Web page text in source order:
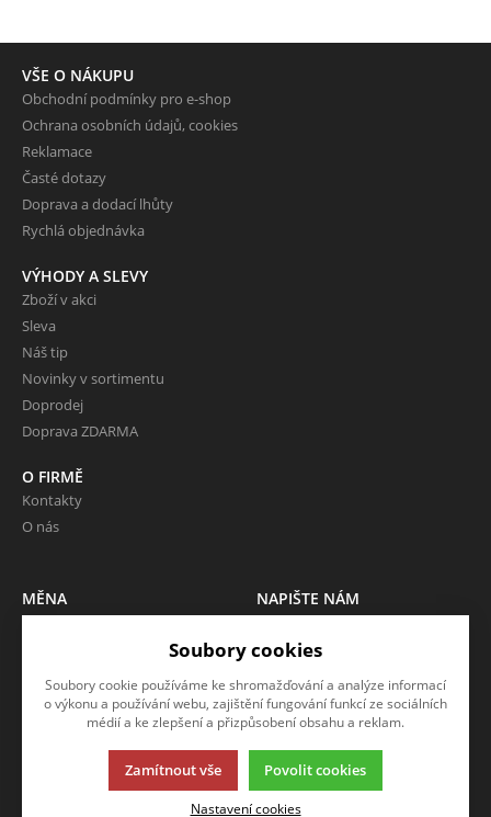
VŠE O NÁKUPU
Obchodní podmínky pro e-shop
Ochrana osobních údajů, cookies
Reklamace
Časté dotazy
Doprava a dodací lhůty
Rychlá objednávka
VÝHODY A SLEVY
Zboží v akci
Sleva
Náš tip
Novinky v sortimentu
Doprodej
Doprava ZDARMA
O FIRMĚ
Kontakty
O nás
MĚNA NAPIŠTE NÁM
Chcete nám něco sdělit o našich
produktech nebo e-shopu?
Neváhejte napsat.
CHCI NAPSAT ZPRÁVU
Soubory cookies
Soubory cookie používáme ke shromažďování a analýze informací
o výkonu a používání webu, zajištění fungování funkcí ze sociálních
médií a ke zlepšení a přizpůsobení obsahu a reklam.
Zamítnout vše Povolit cookies
Nastavení cookies